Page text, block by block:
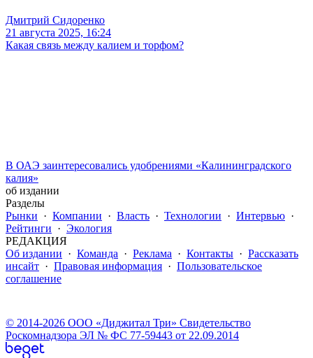
Дмитрий Сидоренко
21 августа 2025, 16:24
Какая связь между калием и торфом?
В ОАЭ заинтересовались удобрениями «Калининградского
калия»
об издании
Разделы
Рынки · Компании · Власть · Технологии · Интервью ·
Рейтинги · Экология
РЕДАКЦИЯ
Об издании · Команда · Реклама · Контакты · Рассказать
инсайт · Правовая информация · Пользовательское
соглашение
© 2014-2026 ООО «Диджитал Три» Свидетельство
Роскомнадзора ЭЛ № ФС 77-59443 от 22.09.2014